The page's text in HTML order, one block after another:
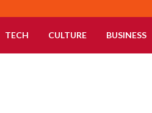
TECH CULTURE BUSINESS